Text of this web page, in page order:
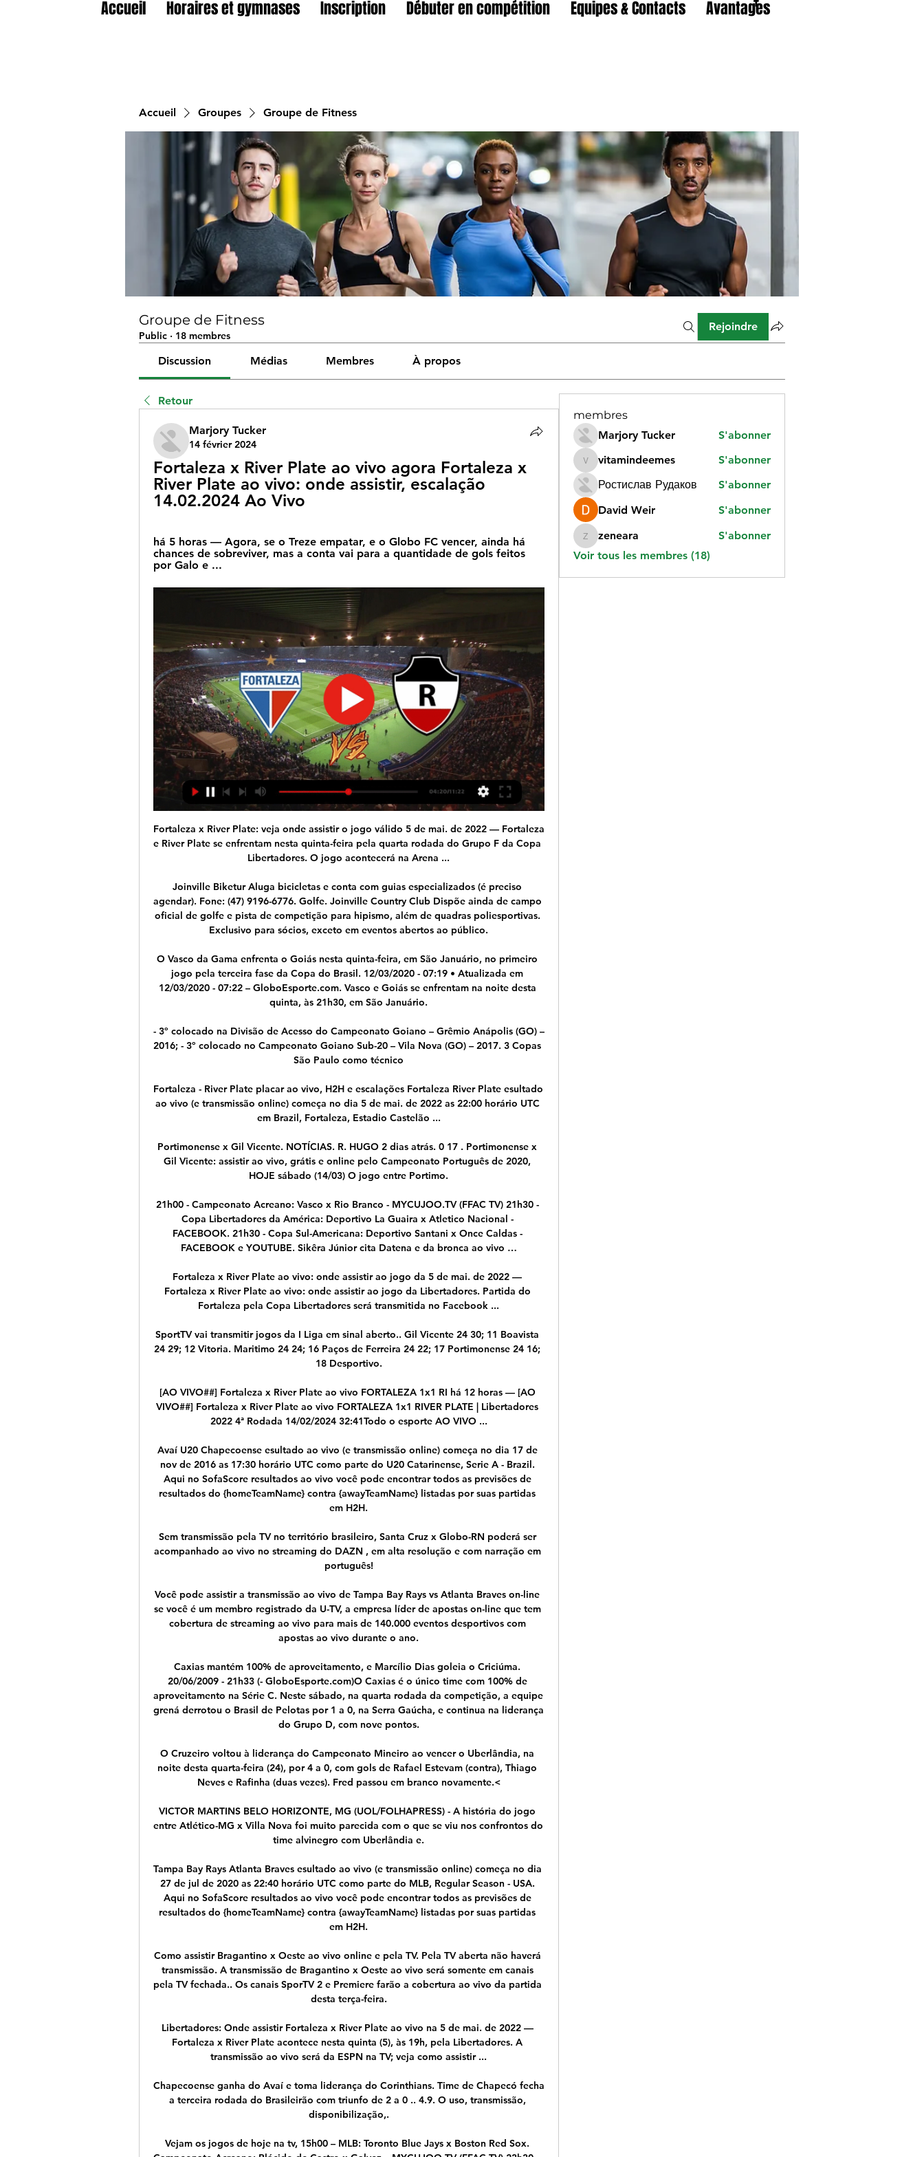
Accueil Horaires et gymnases Inscription Débuter en compétition Equipes & Contacts Avantages
Accueil Groupes Groupe de Fitness
Groupe de Fitness
Public · 18 membres
Rejoindre
Discussion Médias Membres À propos
Retour
Marjory Tucker
14 février 2024
Fortaleza x River Plate ao vivo agora Fortaleza x
River Plate ao vivo: onde assistir, escalação
14.02.2024 Ao Vivo
há 5 horas — Agora, se o Treze empatar, e o Globo FC vencer, ainda há
chances de sobreviver, mas a conta vai para a quantidade de gols feitos
por Galo e ...
Fortaleza x River Plate: veja onde assistir o jogo válido 5 de mai. de 2022 — Fortaleza e River Plate se enfrentam nesta quinta-feira pela quarta rodada do Grupo F da Copa Libertadores. O jogo acontecerá na Arena ...

Joinville Biketur Aluga bicicletas e conta com guias especializados (é preciso agendar). Fone: (47) 9196-6776. Golfe. Joinville Country Club Dispõe ainda de campo oficial de golfe e pista de competição para hipismo, além de quadras poliesportivas. Exclusivo para sócios, exceto em eventos abertos ao público.

O Vasco da Gama enfrenta o Goiás nesta quinta-feira, em São Januário, no primeiro jogo pela terceira fase da Copa do Brasil. 12/03/2020 - 07:19 • Atualizada em 12/03/2020 - 07:22 – GloboEsporte.com. Vasco e Goiás se enfrentam na noite desta quinta, às 21h30, em São Januário.

- 3º colocado na Divisão de Acesso do Campeonato Goiano – Grêmio Anápolis (GO) – 2016; - 3º colocado no Campeonato Goiano Sub-20 – Vila Nova (GO) – 2017. 3 Copas São Paulo como técnico

Fortaleza - River Plate placar ao vivo, H2H e escalações Fortaleza River Plate esultado ao vivo (e transmissão online) começa no dia 5 de mai. de 2022 as 22:00 horário UTC em Brazil, Fortaleza, Estadio Castelão ...

Portimonense x Gil Vicente. NOTÍCIAS. R. HUGO 2 dias atrás. 0 17 . Portimonense x Gil Vicente: assistir ao vivo, grátis e online pelo Campeonato Português de 2020, HOJE sábado (14/03) O jogo entre Portimo.

21h00 - Campeonato Acreano: Vasco x Rio Branco - MYCUJOO.TV (FFAC TV) 21h30 - Copa Libertadores da América: Deportivo La Guaira x Atletico Nacional - FACEBOOK. 21h30 - Copa Sul-Americana: Deportivo Santani x Once Caldas - FACEBOOK e YOUTUBE. Sikêra Júnior cita Datena e da bronca ao vivo …

Fortaleza x River Plate ao vivo: onde assistir ao jogo da 5 de mai. de 2022 — Fortaleza x River Plate ao vivo: onde assistir ao jogo da Libertadores. Partida do Fortaleza pela Copa Libertadores será transmitida no Facebook ...

SportTV vai transmitir jogos da I Liga em sinal aberto.. Gil Vicente 24 30; 11 Boavista 24 29; 12 Vitoria. Maritimo 24 24; 16 Paços de Ferreira 24 22; 17 Portimonense 24 16; 18 Desportivo.

[AO VIVO##] Fortaleza x River Plate ao vivo FORTALEZA 1x1 RI há 12 horas — [AO VIVO##] Fortaleza x River Plate ao vivo FORTALEZA 1x1 RIVER PLATE | Libertadores 2022 4ª Rodada 14/02/2024 32:41Todo o esporte AO VIVO ...

Avaí U20 Chapecoense esultado ao vivo (e transmissão online) começa no dia 17 de nov de 2016 as 17:30 horário UTC como parte do U20 Catarinense, Serie A - Brazil. Aqui no SofaScore resultados ao vivo você pode encontrar todos as previsões de resultados do {homeTeamName} contra {awayTeamName} listadas por suas partidas em H2H.

Sem transmissão pela TV no território brasileiro, Santa Cruz x Globo-RN poderá ser acompanhado ao vivo no streaming do DAZN , em alta resolução e com narração em português!

Você pode assistir a transmissão ao vivo de Tampa Bay Rays vs Atlanta Braves on-line se você é um membro registrado da U-TV, a empresa líder de apostas on-line que tem cobertura de streaming ao vivo para mais de 140.000 eventos desportivos com apostas ao vivo durante o ano.

Caxias mantém 100% de aproveitamento, e Marcílio Dias goleia o Criciúma. 20/06/2009 - 21h33 (- GloboEsporte.com)O Caxias é o único time com 100% de aproveitamento na Série C. Neste sábado, na quarta rodada da competição, a equipe grená derrotou o Brasil de Pelotas por 1 a 0, na Serra Gaúcha, e continua na liderança do Grupo D, com nove pontos.

O Cruzeiro voltou à liderança do Campeonato Mineiro ao vencer o Uberlândia, na noite desta quarta-feira (24), por 4 a 0, com gols de Rafael Estevam (contra), Thiago Neves e Rafinha (duas vezes). Fred passou em branco novamente.<

VICTOR MARTINS BELO HORIZONTE, MG (UOL/FOLHAPRESS) - A história do jogo entre Atlético-MG x Villa Nova foi muito parecida com o que se viu nos confrontos do time alvinegro com Uberlândia e.

Tampa Bay Rays Atlanta Braves esultado ao vivo (e transmissão online) começa no dia 27 de jul de 2020 as 22:40 horário UTC como parte do MLB, Regular Season - USA. Aqui no SofaScore resultados ao vivo você pode encontrar todos as previsões de resultados do {homeTeamName} contra {awayTeamName} listadas por suas partidas em H2H.

Como assistir Bragantino x Oeste ao vivo online e pela TV. Pela TV aberta não haverá transmissão. A transmissão de Bragantino x Oeste ao vivo será somente em canais pela TV fechada.. Os canais SporTV 2 e Premiere farão a cobertura ao vivo da partida desta terça-feira.

Libertadores: Onde assistir Fortaleza x River Plate ao vivo na 5 de mai. de 2022 — Fortaleza x River Plate acontece nesta quinta (5), às 19h, pela Libertadores. A transmissão ao vivo será da ESPN na TV; veja como assistir ...

Chapecoense ganha do Avaí e toma liderança do Corinthians. Time de Chapecó fecha a terceira rodada do Brasileirão com triunfo de 2 a 0 .. 4.9. O uso, transmissão, disponibilização,.

Vejam os jogos de hoje na tv, 15h00 – MLB: Toronto Blue Jays x Boston Red Sox. Campeonato Acreano: Plácido de Castro x Galvez – MYCUJOO.TV (FFAC TV) 23h30 – NBA: Los Angeles Lakers x Portland Trail Brazers. VEJA TRANSMISSÃO ESPORTIVA DO GRUPO GLOBO DE COMUN... CEARÁ PERDE PARA NÁUTICO NO CASTELÃO E FICA FORA D...

Comarca de Acrelândia Comarca de Assis Brasil Comarca de Bujari Comarca de Capixaba Comarca de Feijó Comarca de Jordão Comarca de Mâncio Lima Comarca de Manoel Urbano Comarca de Marechal Thaumaturgo Comarca de Plácido de Castro Comarca de Porto Acre Comarca de Porto Walter Comarca de Rodrigues Alves Comarca de Santa Rosa do Purus Comarca.

Semaninha dedicada aos clubes do Rio de Janeiro. Hoje, dois clubes médios que disputam a primeira divisão estadual e que tem o costume impertinente de abocanhar pontinhos preciosos dos grandes e se enfiar em semi-finais - e mesmo finais: o Americano de Campos e a Cabofriense.

assistir Fortaleza x River Plate ao vivo Libertadores há 14 horas — 5 de mai. de 2022 — Jogo da Copa Libertadores 2022 entre Fortaleza x River Plate será disputado hoje, 5, e terá transmissão ao vivo.

A cobertura da Oi está entre as quatro mais relevantes do país, sendo milhares os municípios que podem usufruir dos serviços de telefonia, Oi TV Livre, Oi TV HD, Oi Combo e Oi Celular.O único estado que fica fora dessa lista é São Paulo, onde apenas há serviços de telefonia móvel.. O setor de telecomunicações evoluiu de forma diferente para os serviços ofertados neste ramo.

15 falando sobre isso · 648 estiveram aqui. Página Oficial da Federação Paranaense de Futebol. Funcionamento: Seg. à Sex., das 13h às 19h....

15:50 – Futebol, Campeonato Paranaense: Coritiba x Atlético (final, volta) – RPC e PREMIERE FC. #Compartilhe: Twitter; Facebook; Mais Publicado em O MUNDO DA TV. Deixe um. Coritiba x Atlético hoje 12/05/2013, jogo ao vivo online Coritiba x Atlético, placar Coritiba x Atlético 12/05/2013, transmissão Coritiba x Atlético 12/05/2013.

CARNAVAL VILA NOVA DE FAMALICÃO 2020 - No mês dos namorados, o Carnaval de Famalicão pode tornar-se no cenário perfeito para o romance. Afinal, quantos. Os bares e cafés abrem as portas e juntam-se à festa com os seus dj’s a oferecerem música aos foliões, madrugada dentro.

Juventus x Milan: onde e como assistir à final da Supercopa da Itália. 16 Jan 2019. Campeã italiana de Cristiano Ronaldo decide título contra equipe de Higuaín e Lucas Paquetá. brasil.elpais.com

Assistir online Fortaleza vs Botafogo transmissão ao vivo grátis. O melhor lugar na internet para assistir ao jogo ao vivo entre Fortaleza e Botafogo. Football Streamings 24 horas por dia, 7 dias por semana no seu PC ou celular. Brazilian Serie A transmissão ao vivo e gratuita.

Vasco da Gama. Após o término da competição, se transferiu para o Vasco, formando dupla de zaga ao lado do experiente Mauro Galvão. Pelo clube da Cruz Pátea, Odvan conquistou vários títulos, entre eles o Campeonato Brasileiro de 1997, o Carioca de 1998, a Libertadores de 1998, o Torneio Rio-São Paulo de 1999, a Copa Mercosul de 2000 e.

assistir Fortaleza x River Plate ao vivo na tv Jogo do Forta há 7 horas — Fortaleza x River Plate: onde assistir ao vivo, horário e Jogo acontece nesta quinta-feira (5), pela quarta rodada do Grupo F da Libertadores; ...

Notícias de Joinville e Região Norte de Santa Catarina. As últimas notícias sobre economia, política, esportes, cultura, entretenimento e muito mais.

O Gil Vicente empatou 2-2 no terreno do Desportivo das Aves, depois de estar perder por 2-0, e permitiu ao Portimonense ficar isolado na liderança da Liga de Honra de futebol, à passagem da sexta jornada. Luisinho (08 minutos)...

Libertadores: como assistir Fortaleza x River Plate online 5 de mai. de 2022 — transmissão de jogos ao vivo hoje; jogo ao vivo hoje; jogos ao vivo hoje; futebol ao vivo; assistir futebol ao vivo; transmissão River Plate ...

River Plate x Fortaleza: que horas é o jogo hoje, onde vai ser River Plate e Fortaleza se enfrentam quarta-feira (13/04/2022), a partir das 21h (horário de Brasília), pela 2ª rodada da Libertadores da América 2022.

Os óculos são dispositivos ópticos utilizados para a compensação de ametropias, e/ou proteção dos olhos, ou ainda por motivos estéticos, utilizados na parte superior da face, próximos aos olhos, mas sem entrar em contacto físico com estes, constituídos geralmente por duas lentes oftálmicas e uma armação.

Teste de Velocidade da Internet Banda Larga no Brasil. Testamos com Precisão, Speed Test, Copel, RJNet, Net Virtua, Speedtest, Velox, GVT, CTBC.

Vila Nova x Atlético-GO terá transmissão AO VIVO na TV, com tudo o que você precisa saber no clássico deste domingo, no estádio Olímpico, em Goiânia. Di Di Vila Nova x Atlético-GO: veja onde assistir ao jogo AO VIVO na TV e tudo sobre o clássico que será transmitido no estádio Olímpico.

O Benfica venceu fora de casa o Acadêmica de Coimbra nesta sexta-feira por 3 a 0 e se colocou a dois pontos do líder Porto, que joga neste sábado contra o B

Acesse a academia Crossfit Conectado - Canaã. A partir de R$ 31,90 por di
membres
Marjory Tucker
S'abonner
vitamindeemes
vitamindeemes
S'abonner
Ростислав Рудаков
S'abonner
David Weir
S'abonner
zeneara
zeneara
S'abonner
Voir tous les membres (18)